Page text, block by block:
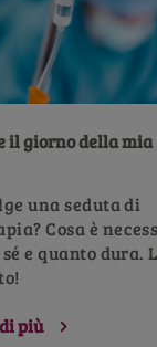
il giorno della mia
una seduta di
Cosa è
e quanto dura.
più